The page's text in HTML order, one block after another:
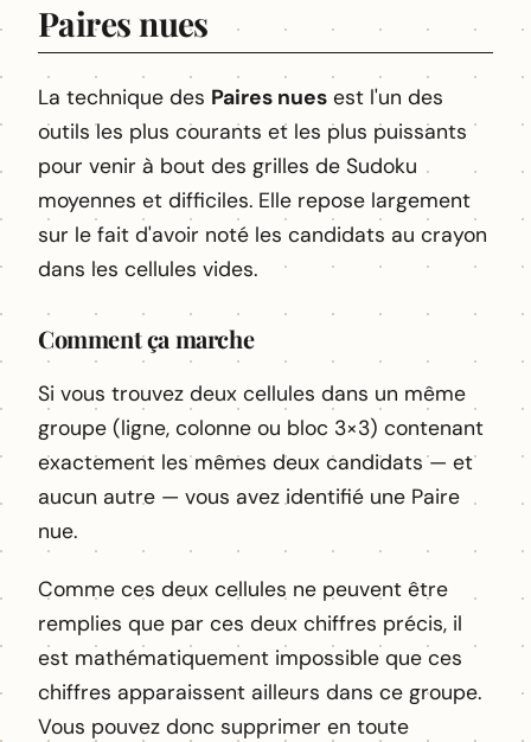
Paires nues
La technique des Paires nues est l'un des
outils les plus courants et les plus puissants
pour venir à bout des grilles de Sudoku
moyennes et difficiles. Elle repose largement
sur le fait d'avoir noté les candidats au crayon
dans les cellules vides.
Comment ça marche
Si vous trouvez deux cellules dans un même
groupe (ligne, colonne ou bloc 3×3) contenant
exactement les mêmes deux candidats — et
aucun autre — vous avez identifié une Paire
nue.
Comme ces deux cellules ne peuvent être
remplies que par ces deux chiffres précis, il
est mathématiquement impossible que ces
chiffres apparaissent ailleurs dans ce groupe.
Vous pouvez donc supprimer en toute